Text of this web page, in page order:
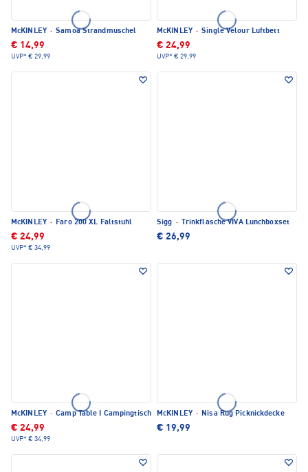
McKINLEY · Samoa Strandmuschel
€ 14,99
UVP* € 29,99
McKINLEY · Single Velour Luftbett
€ 24,99
UVP* € 29,99
McKINLEY · Faro 200 XL Faltstuhl
€ 24,99
UVP* € 34,99
Sigg · Trinkflasche VIVA Lunchboxset
€ 26,99
McKINLEY · Camp Table I Campingtisch
€ 24,99
UVP* € 34,99
McKINLEY · Nisa Rug Picknickdecke
€ 19,99